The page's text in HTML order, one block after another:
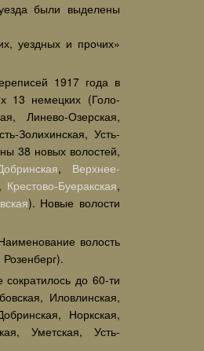
были выделены
уездных и прочих»
1917 года в
13 немецких (Голо-
Линево-Озерская,
Золихинская, Усть-
38 новых волостей,
, Верхнее-
, Крестово-Буеракская,
). Новые волости
волость
до 60-ти
Иловлинская,
Норкская,
Уметская, Усть-